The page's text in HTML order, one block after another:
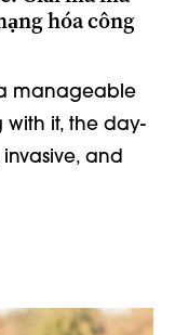
hóa công
a manageable
it, the day-
and